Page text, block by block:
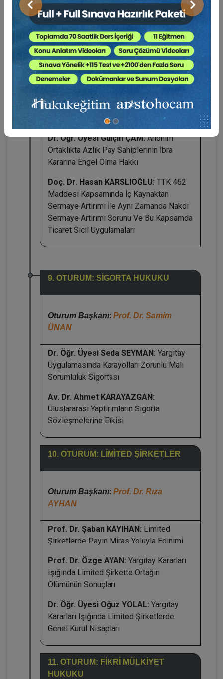
Önceki Sonraki
BAHTİYAR
Prof. Dr. Mustafa TOPALOĞLU:Anonim
Şirketle İlgili Uyuşmazlıkların Tahkimle
Çözümü
Dr. Öğr. Üyesi Fatih AYDOĞAN - Dr.
Toplantılarında Bulunacak Bakanlık
Temsilcisi
Dr. Öğr. Üyesi Gülçin ÇAM:Anonim
Ortaklıkta Azlık Pay Sahiplerinin İbra
Kararına Engel Olma Hakkı
Doç. Dr. Hasan KARSLIOĞLU: TTK 462
Maddesi Kapsamında İç Kaynaktan
Sermaye Artırımı İle Aynı Zamanda Nakdi
Sermaye Artırımı Sorunu Ve Bu Kapsamda
Ticaret Sicil Uygulamaları
9. OTURUM: SİGORTA HUKUKU
Oturum Başkanı: Prof. Dr. Samim
ÜNAN
Dr. Öğr. Üyesi Seda SEYMAN: Yargıtay
Uygulamasında Karayolları Zorunlu Mali
Sorumluluk Sigortası
Av. Dr. Ahmet KARAYAZGAN:
Uluslararası Yaptırımların Sigorta
Sözleşmelerine Etkisi
10. OTURUM: LİMİTED ŞİRKETLER
Oturum Başkanı: Prof. Dr. Rıza
AYHAN
Prof. Dr. Şaban KAYIHAN: Limited
Şirketlerde Payın Miras Yoluyla Edinimi
Prof. Dr. Özge AYAN: Yargıtay Kararları
Işığında Limited Şirkette Ortağın
Ölümünün Sonuçları
Dr. Öğr. Üyesi Oğuz YOLAL: Yargıtay
Kararları Işığında Limited Şirketlerde
Genel Kurul Nisapları
11. OTURUM: FİKRİ MÜLKİYET
HUKUKU